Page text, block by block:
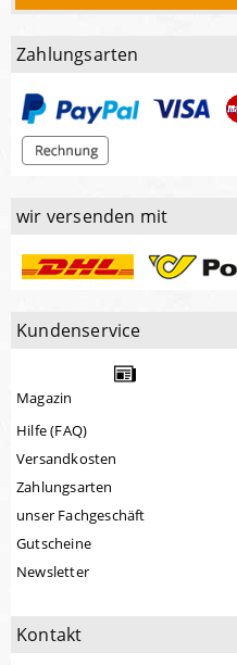
Zahlungsarten
wir versenden mit
Kundenservice
Magazin
Hilfe (FAQ)
Versandkosten
Zahlungsarten
unser Fachgeschäft
Gutscheine
Newsletter
Kontakt